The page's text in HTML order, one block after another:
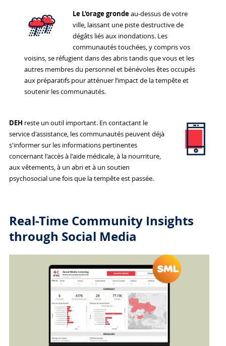
Le L'orage grondeau-dessus de votre
ville, laissant une piste destructive de
dégâts liés aux inondations. Les
communautés touchées, y compris vos
voisins, se réfugient dans des abris tandis que vous et les
autres membres du personnel et bénévoles êtes occupés
aux préparatifs pour atténuer l’impact de la tempête et
soutenir les communautés.
DEH reste un outil important. En contactant le
service d'assistance, les communautés peuvent déjà
s'informer sur les informations pertinentes
concernant l'accès à l'aide médicale, à la nourriture,
aux vêtements, à un abri et à un soutien
psychosocial une fois que la tempête est passée.
Real-Time Community Insights
through Social Media